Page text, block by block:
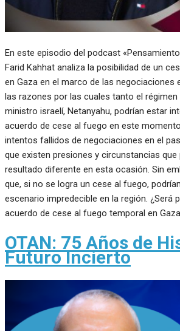
En este episodio del podcast
Farid Kahhat analiza la posibilidad de un
en Gaza en el marco de las negociaciones
las razones por las cuales tanto el
ministro israelí, Netanyahu, podrían estar
acuerdo de cese al fuego en este
intentos fallidos de negociaciones en el
que existen presiones y circunstancias
resultado diferente en esta ocasión. Sin
que, si no se logra un cese al fuego,
escenario impredecible en la región. ¿Será
acuerdo de cese al fuego temporal en
OTAN: 75 Años de
Futuro Incierto